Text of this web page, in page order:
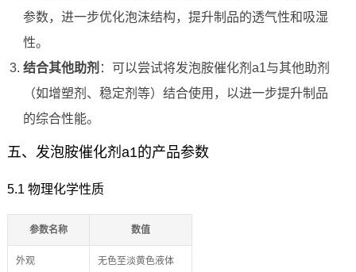
参数，进一步优化泡沫结构，提升制品的透气性和吸湿
性。
结合其他助剂 ：可以尝试将发泡胺催化剂a1与其他助剂
（如增塑剂、稳定剂等）结合使用，以进一步提升制品
的综合性能。
五、发泡胺催化剂a1的产品参数
5.1 物理化学性质
参数名称 数值
外观 无色至淡黄色液体